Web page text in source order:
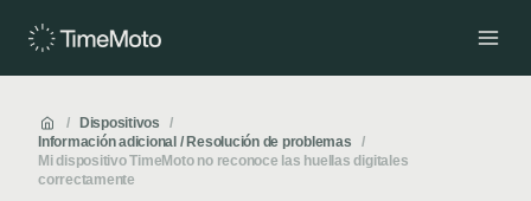
/ Dispositivos
/
Información adicional / Resolución de problemas
/
Mi dispositivo TimeMoto no reconoce las huellas digitales
correctamente